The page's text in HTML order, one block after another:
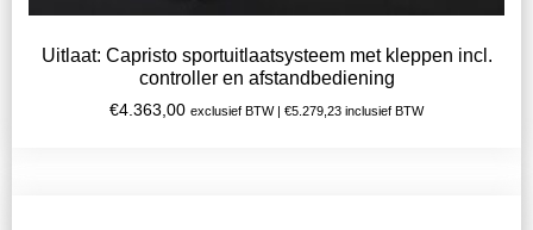
Uitlaat: Capristo sportuitlaatsysteem met kleppen incl.
controller en afstandbediening
€4.363,00 exclusief BTW | €5.279,23 inclusief BTW